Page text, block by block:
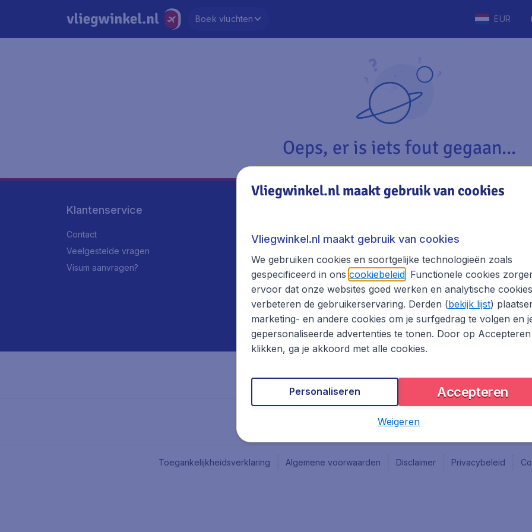
Boek vluchten EUR
Oeps, er is iets fout gegaan...
Klantenservice
Contact
Veelgestelde vragen
Visum aanvragen?
Over Vliegwinkel.nl
Reisgids
Toegankelijkheidsverklaring Algemene voorwaarden Disclaimer Privacybeleid
Vliegwinkel.nl maakt gebruik van cookies
Vliegwinkel.nl maakt gebruik van cookies
We gebruiken cookies en soortgelijke technologieën zoals
gespecificeerd in ons cookiebeleid. Functionele cookies
ervoor dat onze websites goed werken en analytische cookies
verbeteren de gebruikerservaring. Derden (bekijk lijst)
marketing- en andere cookies om je surfgedrag te volgen en
gepersonaliseerde advertenties te tonen. Door op
klikken, ga je akkoord met alle cookies.
Accepteren
Personaliseren
Weigeren